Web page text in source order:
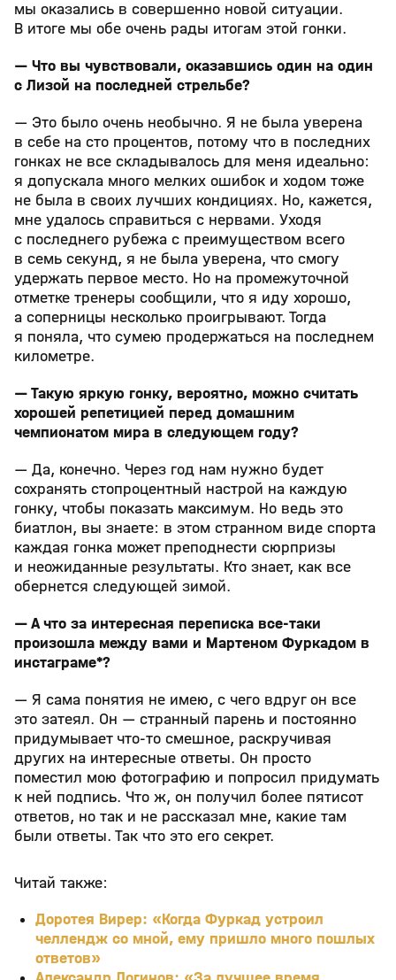
мы оказались в совершенно новой ситуации.
В итоге мы обе очень рады итогам этой гонки.
— Что вы чувствовали, оказавшись один на один
с Лизой на последней стрельбе?
— Это было очень необычно. Я не была уверена
в себе на сто процентов, потому что в последних
гонках не все складывалось для меня идеально:
я допускала много мелких ошибок и ходом тоже
не была в своих лучших кондициях. Но, кажется,
мне удалось справиться с нервами. Уходя
с последнего рубежа с преимуществом всего
в семь секунд, я не была уверена, что смогу
удержать первое место. Но на промежуточной
отметке тренеры сообщили, что я иду хорошо,
а соперницы несколько проигрывают. Тогда
я поняла, что сумею продержаться на последнем
километре.
— Такую яркую гонку, вероятно, можно считать
хорошей репетицией перед домашним
чемпионатом мира в следующем году?
— Да, конечно. Через год нам нужно будет
сохранять стопроцентный настрой на каждую
гонку, чтобы показать максимум. Но ведь это
биатлон, вы знаете: в этом странном виде спорта
каждая гонка может преподнести сюрпризы
и неожиданные результаты. Кто знает, как все
обернется следующей зимой.
— А что за интересная переписка все-таки
произошла между вами и Мартеном Фуркадом в
инстаграме*?
— Я сама понятия не имею, с чего вдруг он все
это затеял. Он — странный парень и постоянно
придумывает что-то смешное, раскручивая
других на интересные ответы. Он просто
поместил мою фотографию и попросил придумать
к ней подпись. Что ж, он получил более пятисот
ответов, но так и не рассказал мне, какие там
были ответы. Так что это его секрет.
Читай также:
Доротея Вирер: «Когда Фуркад устроил
челлендж со мной, ему пришло много пошлых
ответов»